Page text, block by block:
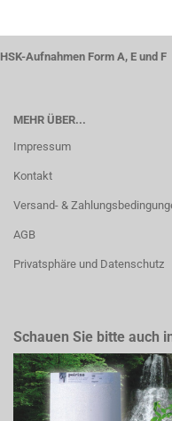
HSK-Aufnahmen Form A, E und F
MEHR ÜBER...
Impressum
Kontakt
Versand- &
AGB
Privatsphäre und Datenschutz
Schauen Sie bitte auch